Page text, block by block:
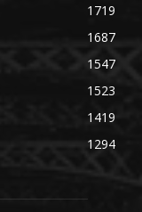
1719
1687
1547
1523
1419
1294